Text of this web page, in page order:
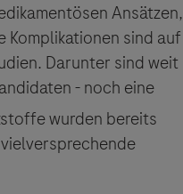
Ansätzen,
sind auf
Darunter sind weit
- noch eine
wurden bereits